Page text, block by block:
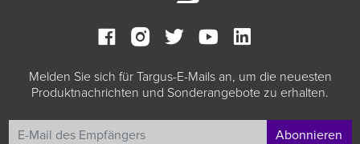
Melden Sie sich für Targus-E-Mails an, um die neuesten
Produktnachrichten und Sonderangebote zu erhalten.
Abonnieren